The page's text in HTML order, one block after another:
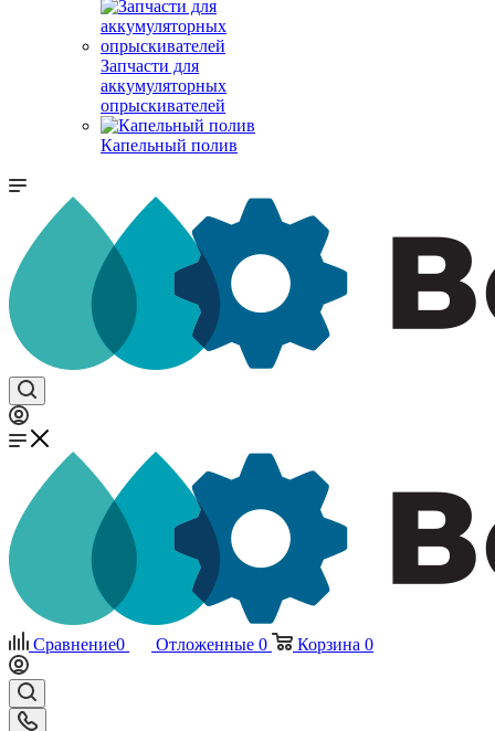
Запчасти для
аккумуляторных
опрыскивателей
Капельный полив
Сравнение0 Отложенные 0 Корзина 0